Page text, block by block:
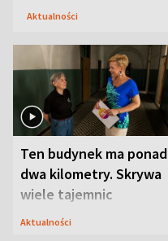
Aktualności
Ten budynek ma ponad
dwa kilometry. Skrywa
wiele tajemnic
Aktualności